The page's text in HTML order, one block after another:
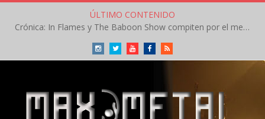
ÚLTIMO CONTENIDO
Crónica: In Flames y The Baboon Show compiten por el mejor concierto del día en el Leyendas del Rock – Viernes – Agosto 2026
InstagramTwitterYoutubeFacebookRSS